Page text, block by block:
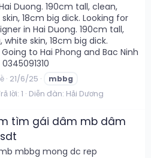
Duong. 190cm tall, clean,
18cm big dick. Looking for
in Hai Duong. 190cm tall,
skin, 18cm big dick.
to Hai Phong and Bac Ninh
21/6/25
mbbg
lời: 1 Diễn đàn: Hải Dương
tìm gái dâm mb dâm
mbbg mong dc rep